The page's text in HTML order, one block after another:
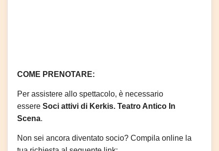
COME PRENOTARE:
Per assistere allo spettacolo, è necessario
essere Soci attivi di Kerkis. Teatro Antico In
Scena.
Non sei ancora diventato socio? Compila online la